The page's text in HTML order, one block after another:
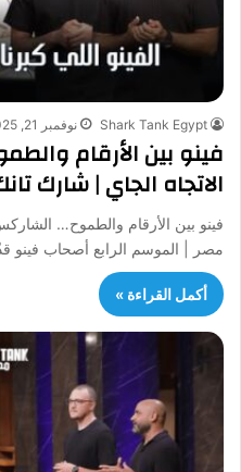
Shark Tank Egypt نوفمبر 21, 2025
فينو بين الأرقام
الاتجاه الجاي | شارك
فينو بين الأرقام والطموح…
مصر | الموسم الرابع أصحاب فينو
أكمل القراءة »